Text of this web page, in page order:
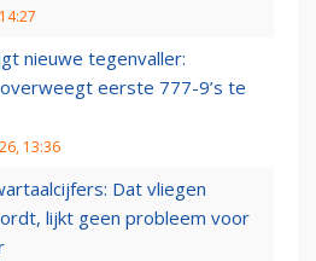
nieuwe tegenvaller:
eerste 777-9’s te
13:36
Dat vliegen
lijkt geen probleem voor